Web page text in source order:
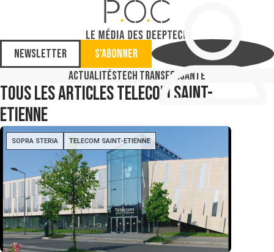
Newsletter
S'abonner
ActualitésTech TransferSanté
Tous les articlesTelecom Saint-
Etienne
SOPRA STERIA TELECOM SAINT-ETIENNE